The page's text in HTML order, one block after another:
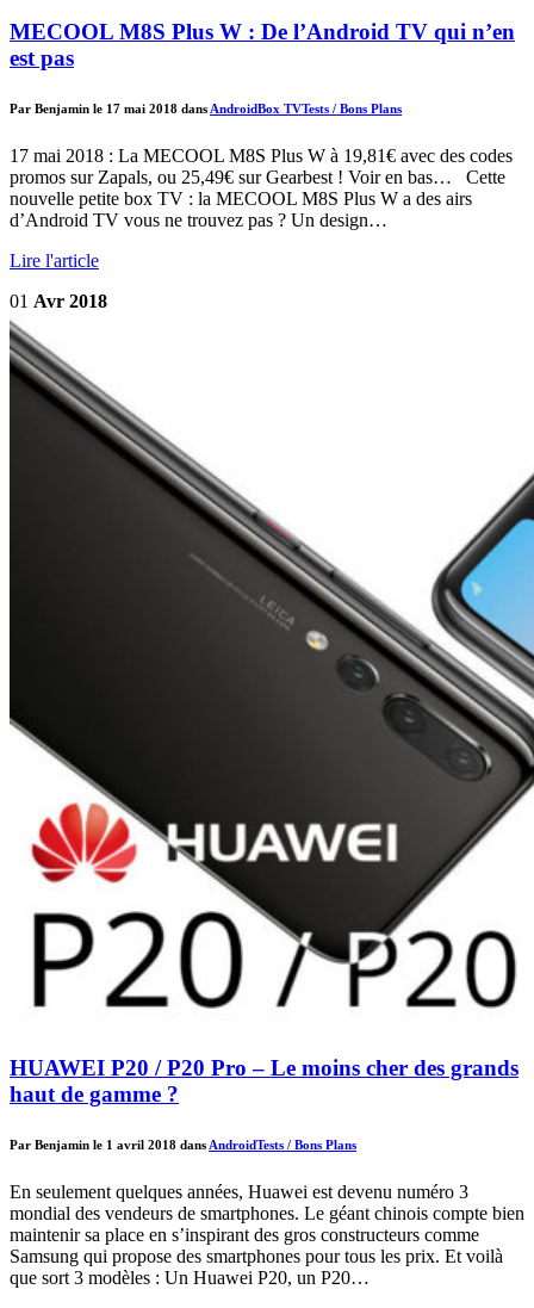
MECOOL M8S Plus W : De l’Android TV qui n’en
est pas
Par Benjamin le 17 mai 2018 dansAndroidBox TVTests / Bons Plans
17 mai 2018 : La MECOOL M8S Plus W à 19,81€ avec des codes
promos sur Zapals, ou 25,49€ sur Gearbest ! Voir en bas… Cette
nouvelle petite box TV : la MECOOL M8S Plus W a des airs
d’Android TV vous ne trouvez pas ? Un design…
Lire l'article
01 Avr 2018
HUAWEI P20 / P20 Pro – Le moins cher des grands
haut de gamme ?
Par Benjamin le 1 avril 2018 dans AndroidTests / Bons Plans
En seulement quelques années, Huawei est devenu numéro 3
mondial des vendeurs de smartphones. Le géant chinois compte bien
maintenir sa place en s’inspirant des gros constructeurs comme
Samsung qui propose des smartphones pour tous les prix. Et voilà
que sort 3 modèles : Un Huawei P20, un P20…